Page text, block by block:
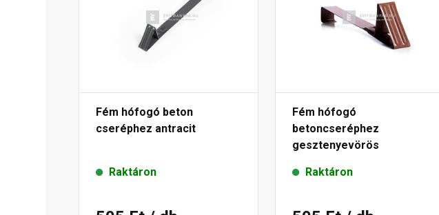
Fém hófogó beton
cseréphez antracit
Raktáron
Fém hófogó
betoncseréphez
gesztenyevörös
Raktáron